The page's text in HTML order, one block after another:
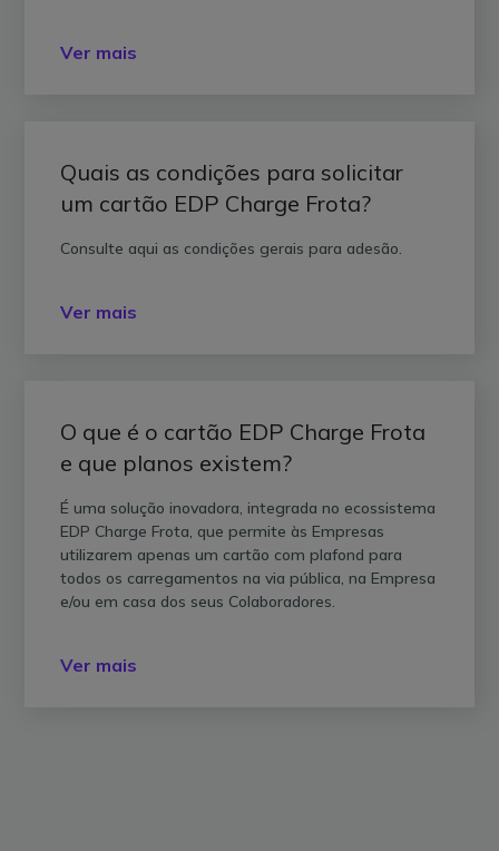
Ver mais
Quais as condições para solicitar
um cartão EDP Charge Frota?
Consulte aqui as condições gerais para adesão.
Ver mais
O que é o cartão EDP Charge Frota
e que planos existem?
É uma solução inovadora, integrada no ecossistema
EDP Charge Frota, que permite às Empresas
utilizarem apenas um cartão com plafond para
todos os carregamentos na via pública, na Empresa
e/ou em casa dos seus Colaboradores.
Ver mais